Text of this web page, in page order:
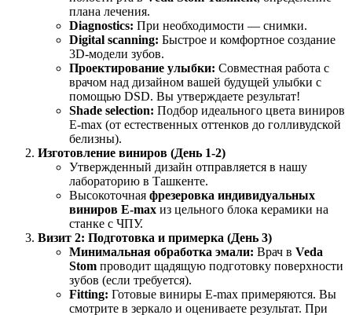
плана лечения.
Diagnostics: При необходимости — снимки.
Digital scanning: Быстрое и комфортное создание
3D-модели зубов.
Проектирование улыбки: Совместная работа с
врачом над дизайном вашей будущей улыбки с
помощью DSD. Вы утверждаете результат!
Shade selection: Подбор идеального цвета виниров
E-max (от естественных оттенков до голливудской
белизны).
Изготовление виниров (День 1-2)
Утвержденный дизайн отправляется в нашу
лабораторию в Ташкенте.
Высокоточная фрезеровка индивидуальных
виниров E-max из цельного блока керамики на
станке с ЧПУ.
Визит 2: Подготовка и примерка (День 3)
Минимальная обработка эмали: Врач в Veda
Stom проводит щадящую подготовку поверхности
зубов (если требуется).
Fitting: Готовые виниры E-max примеряются. Вы
смотрите в зеркало и оцениваете результат. При